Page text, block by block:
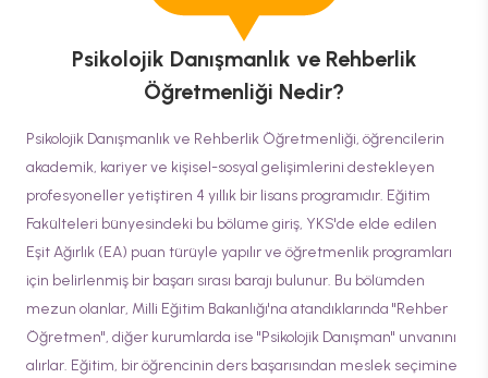
Psikolojik Danışmanlık ve Rehberlik
Öğretmenliği Nedir?
Psikolojik Danışmanlık ve Rehberlik Öğretmenliği, öğrencilerin
akademik, kariyer ve kişisel-sosyal gelişimlerini destekleyen
profesyoneller yetiştiren 4 yıllık bir lisans programıdır. Eğitim
Fakülteleri bünyesindeki bu bölüme giriş, YKS'de elde edilen
Eşit Ağırlık (EA) puan türüyle yapılır ve öğretmenlik programları
için belirlenmiş bir başarı sırası barajı bulunur. Bu bölümden
mezun olanlar, Milli Eğitim Bakanlığı'na atandıklarında "Rehber
Öğretmen", diğer kurumlarda ise "Psikolojik Danışman" unvanını
alırlar. Eğitim, bir öğrencinin ders başarısından meslek seçimine